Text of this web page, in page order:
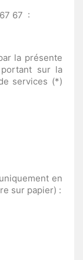
67 :
la présente
sur la
services (*)
en
sur papier) :